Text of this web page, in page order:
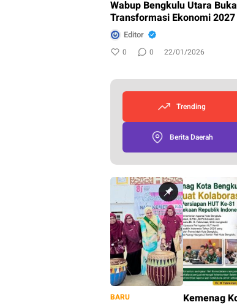
Wabup Bengkulu Utara
Transformasi Ekonomi 2027
Editor
0 0 22/01/2026
Trending
Berita Daerah
BARU
Kemenag